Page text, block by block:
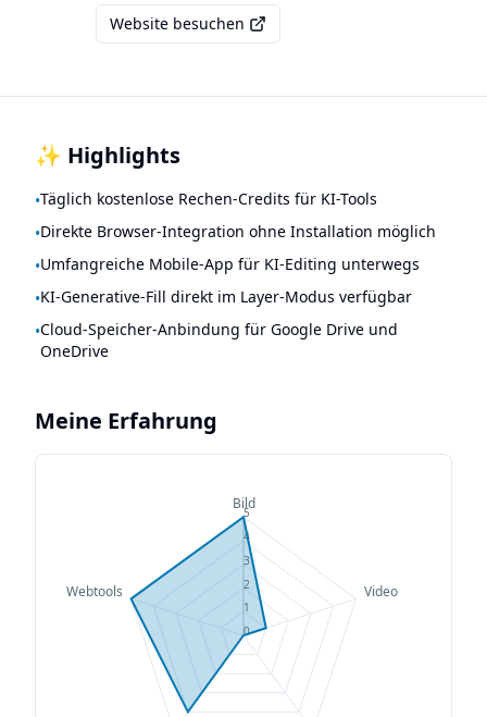
Website besuchen
✨ Highlights
•Täglich kostenlose Rechen-Credits für KI-Tools
•Direkte Browser-Integration ohne Installation möglich
•Umfangreiche Mobile-App für KI-Editing unterwegs
•KI-Generative-Fill direkt im Layer-Modus verfügbar
•Cloud-Speicher-Anbindung für Google Drive und
OneDrive
Meine Erfahrung
Bild
Video
Webtools
0
1
2
3
4
5